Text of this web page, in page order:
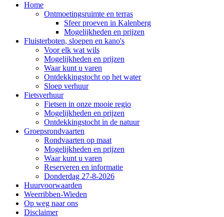
Home
Ontmoetingsruimte en terras
Sfeer proeven in Kalenberg
Mogelijkheden en prijzen
Fluisterboten, sloepen en kano's
Voor elk wat wils
Mogelijkheden en prijzen
Waar kunt u varen
Ontdekkingstocht op het water
Sloep verhuur
Fietsverhuur
Fietsen in onze mooie regio
Mogelijkheden en prijzen
Ontdekkingstocht in de natuur
Groepsrondvaarten
Rondvaarten op maat
Mogelijkheden en prijzen
Waar kunt u varen
Reserveren en informatie
Donderdag 27-8-2026
Huurvoorwaarden
Weerribben-Wieden
Op weg naar ons
Disclaimer